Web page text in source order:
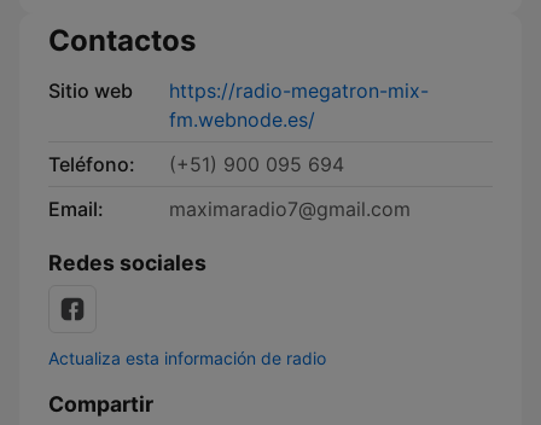
Contactos
Sitio web
https://radio-megatron-mix-
fm.webnode.es/
Teléfono:
(+51) 900 095 694
Email:
maximaradio7@gmail.com
Redes sociales
Actualiza esta información de radio
Compartir